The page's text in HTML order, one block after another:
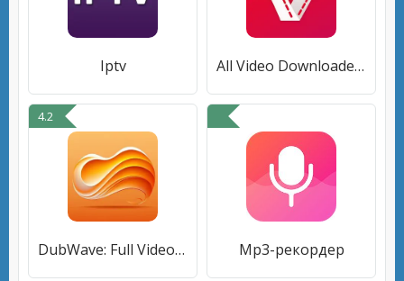
Iptv All Video Downloader App-Vmate
4.2
DubWave: Full Video Translate Mp3-рекордер